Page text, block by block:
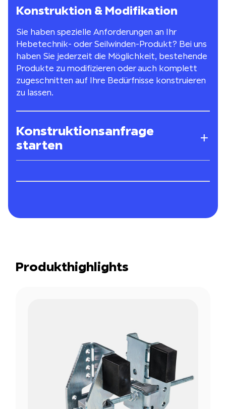
Konstruktion & Modifikation
Sie haben spezielle Anforderungen an Ihr
Hebetechnik- oder Seilwinden-Produkt? Bei uns
haben Sie jederzeit die Möglichkeit, bestehende
Produkte zu modifizieren oder auch komplett
zugeschnitten auf Ihre Bedürfnisse konstruieren
zu lassen.
Konstruktionsanfrage
starten
Produkthighlights